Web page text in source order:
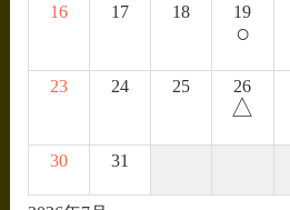
16 17 18 19
○
23 24 25 26
△
30 31